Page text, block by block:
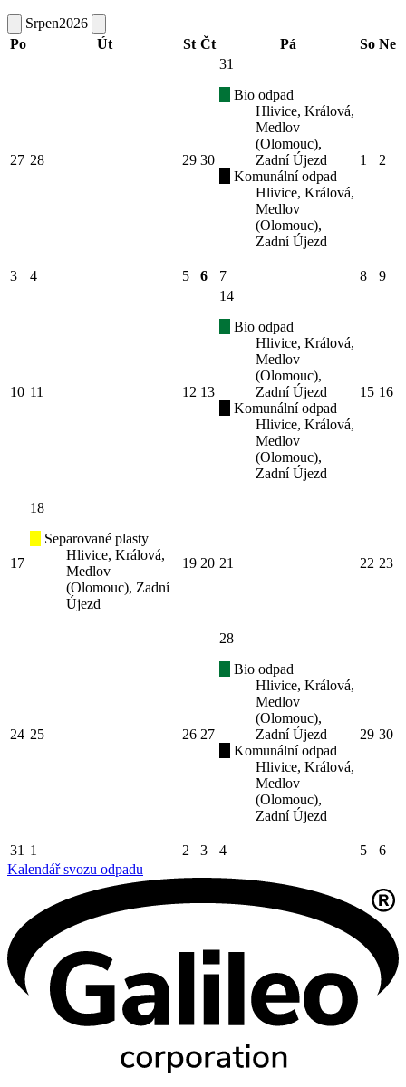
Srpen2026
Po
Út St Čt Pá So Ne
27 28 29 30
31
Bio odpad
Hlivice, Králová,
Medlov
(Olomouc),
Zadní Újezd
Komunální odpad
Hlivice, Králová,
Medlov
(Olomouc),
Zadní Újezd
1 2
3 4 5 6 7 8 9
10 11 12 13
14
Bio odpad
Hlivice, Králová,
Medlov
(Olomouc),
Zadní Újezd
Komunální odpad
Hlivice, Králová,
Medlov
(Olomouc),
Zadní Újezd
15 16
17
18
Separované plasty
Hlivice, Králová,
Medlov
(Olomouc), Zadní
Újezd
19 20 21 22 23
24 25 26 27
28
Bio odpad
Hlivice, Králová,
Medlov
(Olomouc),
Zadní Újezd
Komunální odpad
Hlivice, Králová,
Medlov
(Olomouc),
Zadní Újezd
29 30
31 1 2 3 4 5
6
Kalendář svozu odpadu